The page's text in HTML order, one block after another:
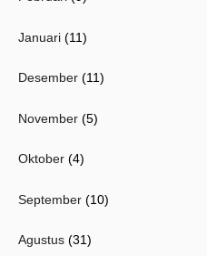
Januari (11)
Desember (11)
November (5)
Oktober (4)
September (10)
Agustus (31)